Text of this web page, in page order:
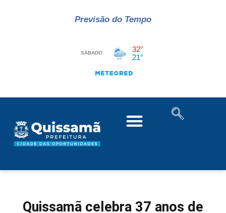
Previsão do Tempo
Quissamã celebra 37 anos de